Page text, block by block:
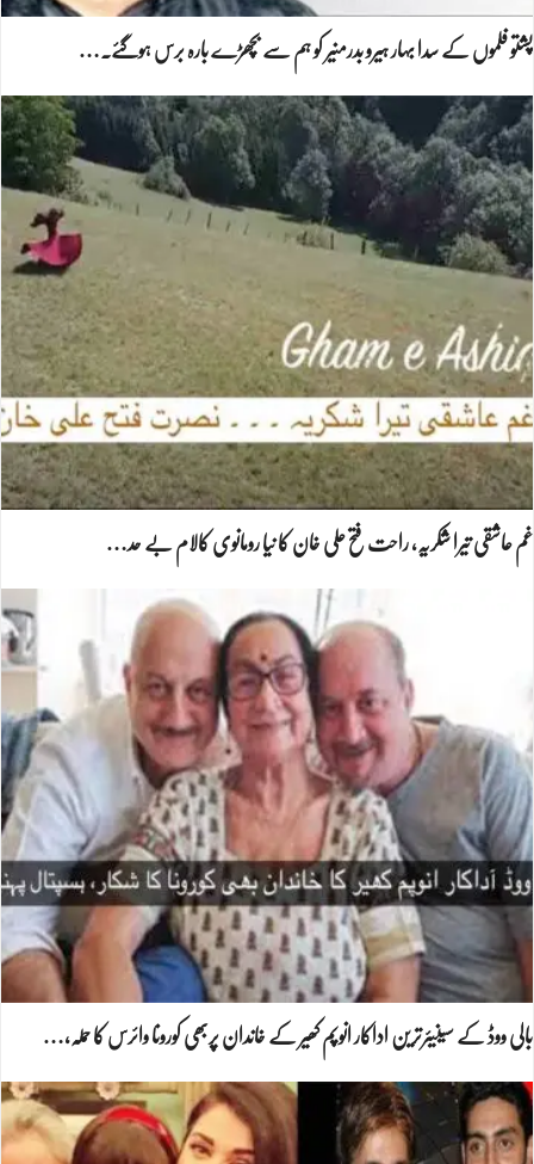
پشتو فلموں کے سدا بہار ہیرو بدرمنیر کو ہم سے بچھڑے بارہ برس ہوگئے۔…
غم عاشقی تیرا شکریہ، راحت فتح علی خان کا نیا رومانوی کالام بے حد…
بالی ووڈ کے سینیئرترین اداکار انوپم کھیر کے خاندان پربھی کورونا وائرس کا حملہ،…